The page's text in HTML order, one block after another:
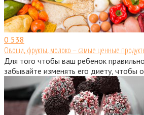
0 538
Овощи, фрукты, молоко – самые ценные
Для того чтобы ваш ребенок
забывайте изменять его диету, чтобы